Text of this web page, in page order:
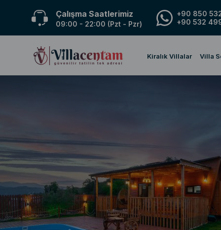
Çalışma Saatlerimiz
09:00 - 22:00 (Pzt - Pzr)
+90 850
+90 532
Kiralık Villalar Villa